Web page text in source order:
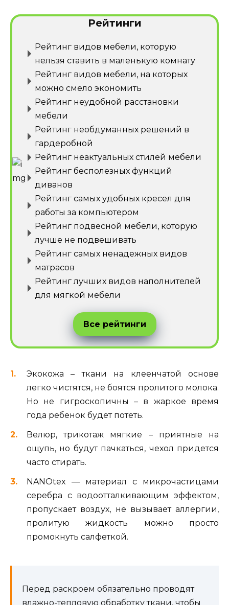
Рейтинги
Рейтинг видов мебели, которую
нельзя ставить в маленькую комнату
Рейтинг видов мебели, на которых
можно смело экономить
Рейтинг неудобной расстановки
мебели
Рейтинг необдуманных решений в
гардеробной
Рейтинг неактуальных стилей мебели
Рейтинг бесполезных функций
диванов
Рейтинг самых удобных кресел для
работы за компьютером
Рейтинг подвесной мебели, которую
лучше не подвешивать
Рейтинг самых ненадежных видов
матрасов
Рейтинг лучших видов наполнителей
для мягкой мебели
Все рейтинги
Экокожа – ткани на клеенчатой основе
легко чистятся, не боятся пролитого молока.
Но не гигроскопичны – в жаркое время
года ребенок будет потеть.
Велюр, трикотаж мягкие – приятные на
ощупь, но будут пачкаться, чехол придется
часто стирать.
NANOtex — материал с микрочастицами
серебра с водоотталкивающим эффектом,
пропускает воздух, не вызывает аллергии,
пролитую жидкость можно просто
промокнуть салфеткой.
Перед раскроем обязательно проводят
влажно-тепловую обработку ткани, чтобы